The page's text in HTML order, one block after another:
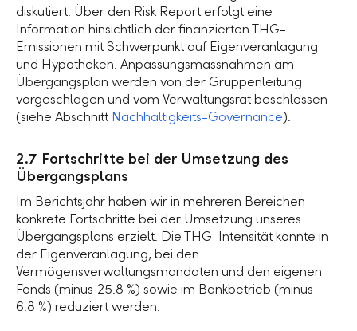
diskutiert. Über den Risk Report erfolgt eine
Information hinsichtlich der finanzierten THG-
Emissionen mit Schwerpunkt auf Eigenveranlagung
und Hypotheken. Anpassungsmassnahmen am
Übergangsplan werden von der Gruppenleitung
vorgeschlagen und vom Verwaltungsrat beschlossen
(siehe Abschnitt Nachhaltigkeits-Governance).
2.7 Fortschritte bei der Umsetzung des
Übergangsplans
Im Berichtsjahr haben wir in mehreren Bereichen
konkrete Fortschritte bei der Umsetzung unseres
Übergangsplans erzielt. Die THG-Intensität konnte in
der Eigenveranlagung, bei den
Vermögensverwaltungsmandaten und den eigenen
Fonds (minus 25.8 %) sowie im Bankbetrieb (minus
6.8 %) reduziert werden.